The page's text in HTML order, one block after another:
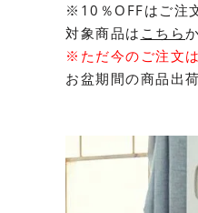
※10％OFFはご注
対象商品は こちら
※ただ今のご注文
お盆期間の商品出